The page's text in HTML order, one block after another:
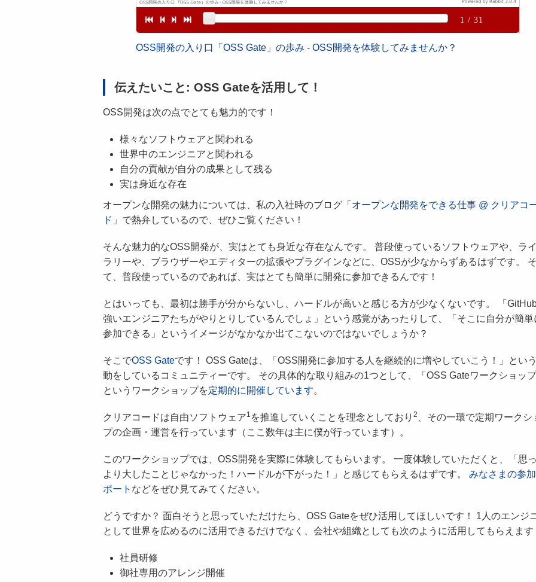
OSS開発の入り口「OSS Gate」の歩み - OSS開発を体験してみませんか？
伝えたいこと: OSS Gateを活用して！
OSS開発は次の点でとても魅力的です！
様々なソフトウェアと関われる
世界中のエンジニアと関われる
自分の貢献が自分の成果として残る
実は身近な存在
オープンな開発の魅力については、私の入社時のブログ「 オープンな開発をできる仕事 @ クリアコ
ド 」で熱弁しているので、ぜひご覧ください！
そんな魅力的なOSS開発が、実はとても身近な存在なんです。 普段使っているソフトウェアや、ラ
ラリーや、ブラウザーやエディターの拡張やプラグインなどに、OSSが少なからずあるはずです。
て、普段使っているのであれば、実はとても簡単に開発に参加できるんです！
とはいっても、最初は勝手が分からないし、ハードルが高いと感じる方が少なくないです。 「
強いエンジニアたちがやりとりしているんでしょ」という感覚があったりして、「そこに自分が簡単
参加できる」というイメージがなかなか出てこないのではないでしょうか？
そこでOSS Gateです！ OSS Gateは、「OSS開発に参加する人を継続的に増やしていこう！」とい
動をしているコミュニティーです。 その具体的な取り組みの1つとして、「OSS Gateワークショップ
というワークショップを定期的に開催しています。
クリアコードは自由ソフトウェア1 を推進していくことを理念としており 2
、その一環で定期ワークシ
プの企画・運営を行っています（ここ数年は主に僕が行っています）。
このワークショップでは、OSS開発を実際に体験してもらいます。 一度体験していただくと、「思
より大したことじゃなかった！ハードルが下がった！」と感じてもらえるはずです。 みなさまの参
ポート などをぜひ見てみてください。
どうですか？ 面白そうと思っていただけたら、OSS Gateをぜひ活用してほしいです！ 1人のエンジ
として世界を広めるのに活用できるだけでなく、会社や組織としても次のように活用してもらえます
社員研修
御社専用のアレンジ開催